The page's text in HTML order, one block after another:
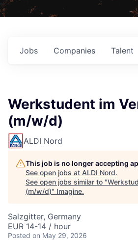
Jobs Companies Talent
Werkstudent im
(m/w/d)
ALDI Nord
This job is no longer accepting
See open jobs at ALDI Nord.
See open jobs similar to "
(m/w/d)" Imagine.
Salzgitter, Germany
EUR 14-14 / hour
Posted on May 29, 2026